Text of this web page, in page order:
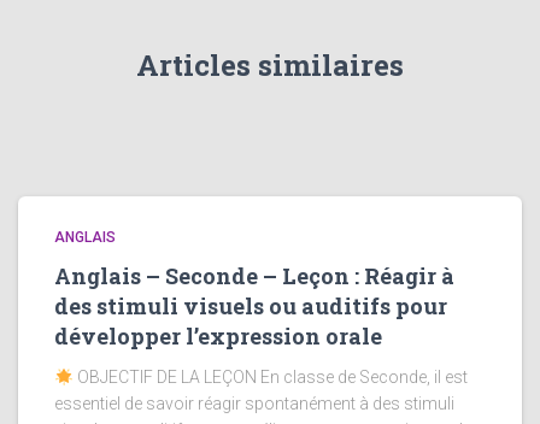
Articles similaires
ANGLAIS
Anglais – Seconde – Leçon : Réagir à
des stimuli visuels ou auditifs pour
développer l’expression orale
OBJECTIF DE LA LEÇON En classe de Seconde, il est
essentiel de savoir réagir spontanément à des stimuli